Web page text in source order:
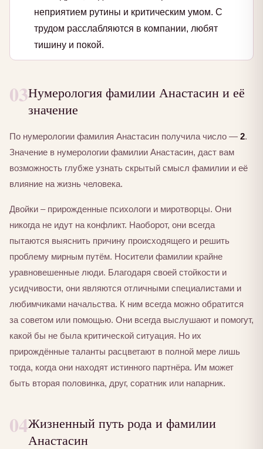
неприятием рутины и критическим умом. С
трудом расслабляются в компании, любят
тишину и покой.
03Нумерология фамилии Анастасин и её
значение
По нумерологии фамилия Анастасин получила число — 2.
Значение в нумерологии фамилии Анастасин, даст вам
возможность глубже узнать скрытый смысл фамилии и её
влияние на жизнь человека.
Двойки – прирожденные психологи и миротворцы. Они
никогда не идут на конфликт. Наоборот, они всегда
пытаются выяснить причину происходящего и решить
проблему мирным путём. Носители фамилии крайне
уравновешенные люди. Благодаря своей стойкости и
усидчивости, они являются отличными специалистами и
любимчиками начальства. К ним всегда можно обратится
за советом или помощью. Они всегда выслушают и помогут,
какой бы не была критической ситуация. Но их
прирождённые таланты расцветают в полной мере лишь
тогда, когда они находят истинного партнёра. Им может
быть вторая половинка, друг, соратник или напарник.
04Жизненный путь рода и фамилии
Анастасин